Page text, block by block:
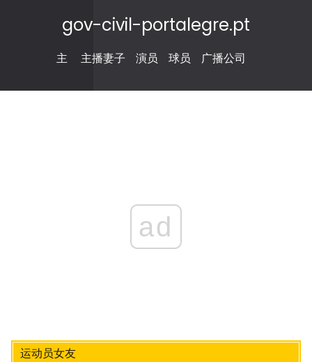
gov-civil-portalegre.pt
主 主播妻子 演员 球员 广播公司
ad
运动员女友